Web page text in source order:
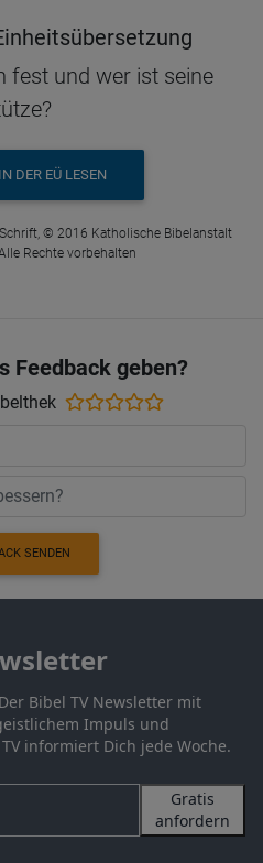
fest und wer ist seine
DER EÜ LESEN
© 2016 Katholische Bibelanstalt
Rechte vorbehalten
Feedback geben?
SENDEN
Bibel TV Newsletter mit
Impuls und
informiert Dich jede Woche.
Gratis
anfordern